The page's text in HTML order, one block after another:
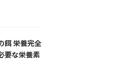
餌 栄養完全
要な栄養素